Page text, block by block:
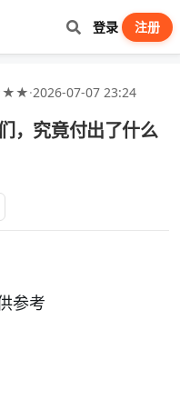
登录 注册
·2026-07-07 23:24
，究竟付出了什么
参考